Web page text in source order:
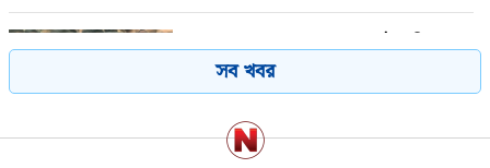
গণঅভ্যুত্থানের সঙ্গে প্রথম বেইমানি
করেছেন জামায়াত আমির: রাশেদ খাঁন
সব খবর